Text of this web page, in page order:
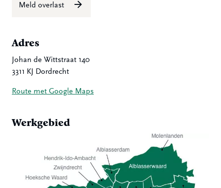
Meld overlast
Adres
Johan de Wittstraat 140
3311 KJ Dordrecht
Route met Google Maps
Werkgebied